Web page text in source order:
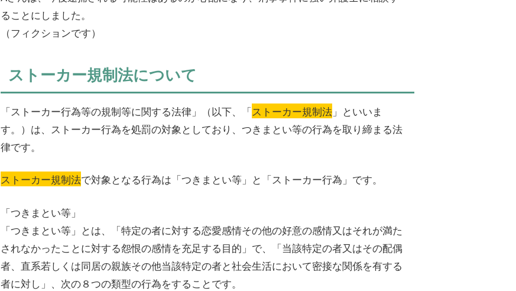
ることにしました。
（フィクションです）
ストーカー規制法について
「ストーカー行為等の規制等に関する法律」（以下、「ストーカー規制法 」といいま
す。）は、ストーカー行為を処罰の対象としており、つきまとい等の行為を取り締まる法
律です。
ストーカー規制法で対象となる行為は「つきまとい等」と「ストーカー行為」です。
「つきまとい等」
「つきまとい等」とは、「特定の者に対する恋愛感情その他の好意の感情又はそれが満た
されなかったことに対する怨恨の感情を充足する目的」で、「当該特定の者又はその配偶
者、直系若しくは同居の親族その他当該特定の者と社会生活において密接な関係を有する
者に対し」、次の８つの類型の行為をすることです。